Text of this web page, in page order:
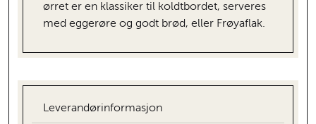
ørret er en klassiker til koldtbordet, serveres
med eggerøre og godt brød, eller Frøyaflak.
Leverandørinformasjon